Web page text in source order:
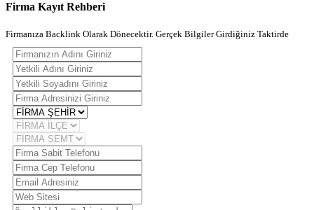
Firma Kayıt Rehberi
Firmanıza Backlink Olarak Dönecektir. Gerçek Bilgiler Girdiğiniz Taktirde